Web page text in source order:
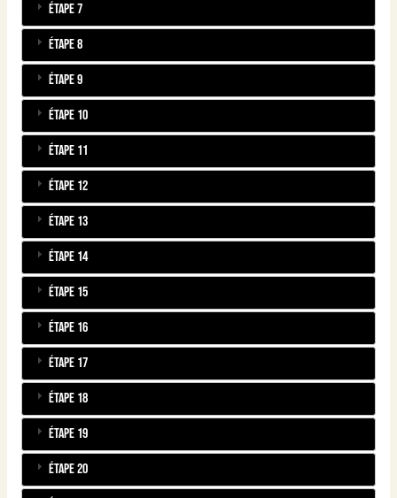
Étape 7
Étape 8
Étape 9
Étape 10
Étape 11
Étape 12
Étape 13
Étape 14
Étape 15
Étape 16
Étape 17
Étape 18
Étape 19
Étape 20